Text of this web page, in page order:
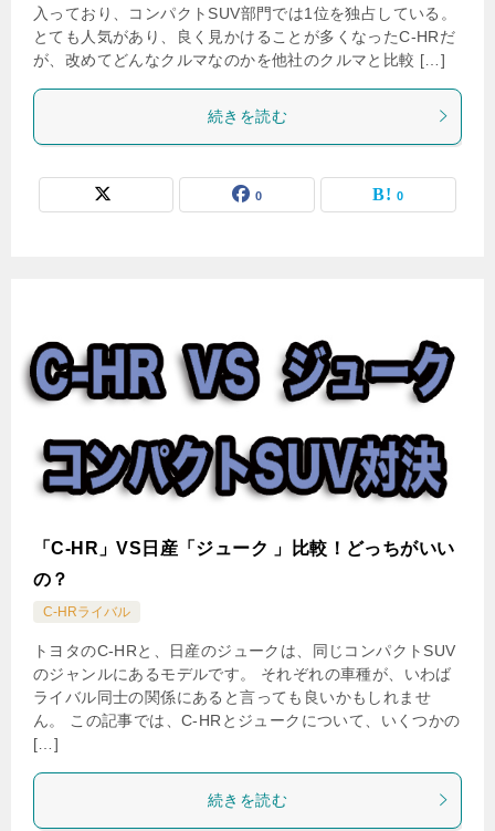
入っており、コンパクトSUV部門では1位を独占している。
とても人気があり、良く見かけることが多くなったC-HRだ
が、改めてどんなクルマなのかを他社のクルマと比較 […]
続きを読む
0 0
「C-HR」VS日産「ジューク 」比較！どっちがいい
の？
C-HRライバル
トヨタのC-HRと、日産のジュークは、同じコンパクトSUV
のジャンルにあるモデルです。 それぞれの車種が、いわば
ライバル同士の関係にあると言っても良いかもしれませ
ん。 この記事では、C-HRとジュークについて、いくつかの
[…]
続きを読む